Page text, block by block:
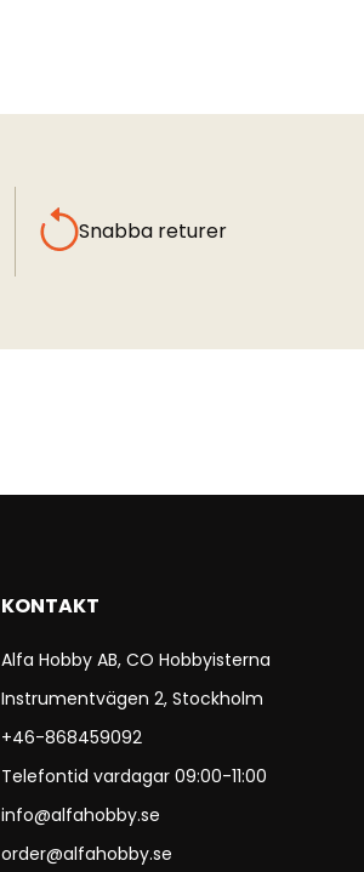
Snabba returer
KONTAKT
Alfa Hobby AB, CO Hobbyisterna
Instrumentvägen 2, Stockholm
+46-868459092
Telefontid vardagar 09:00-11:00
info@alfahobby.se
order@alfahobby.se